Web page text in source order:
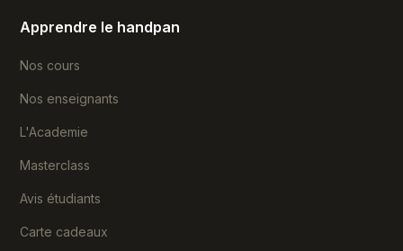
Apprendre le handpan
Nos cours
Nos enseignants
L'Academie
Masterclass
Avis étudiants
Carte cadeaux